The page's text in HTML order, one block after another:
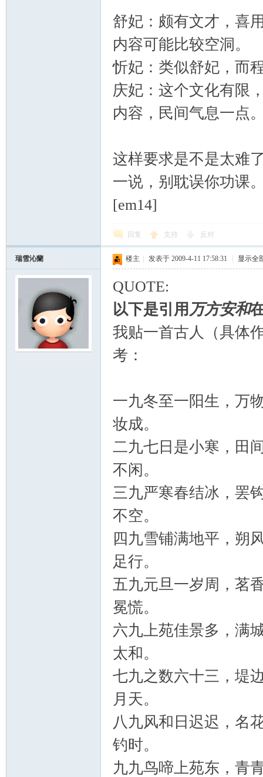
舒妃：颇有文才，喜
内容可能比较空洞。
忻妃：类似舒妃，而
庆妃：这个文化有限
内容，民间气息一点
这样要求是不是太难
一说，别耽误你功课
[em14]
回复 支持 反对
瑞雪沁蘭 楼主 发表于 2009-4-11 17:58:31 显示全
QUOTE:
以下是引用 万方安和
我贴一首古人（具体
考：
一九冬至一阳生，万
妆成。
二九七日是小寒，田
不闲。
三九严寒春结冰，罢
不空。
四九雪铺满地平，朔
足行。
五九元旦一岁周，茗
冕慌。
六九上苑佳景多，满
太和。
七九之数六十三，堤
月天。
八九风和日迟迟，名
钓时。
九九鸟啼上苑东，青